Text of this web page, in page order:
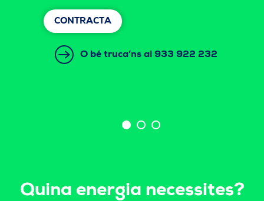
CONTRACTA
O bé truca’ns al 933 922 232
Quina energia necessites?